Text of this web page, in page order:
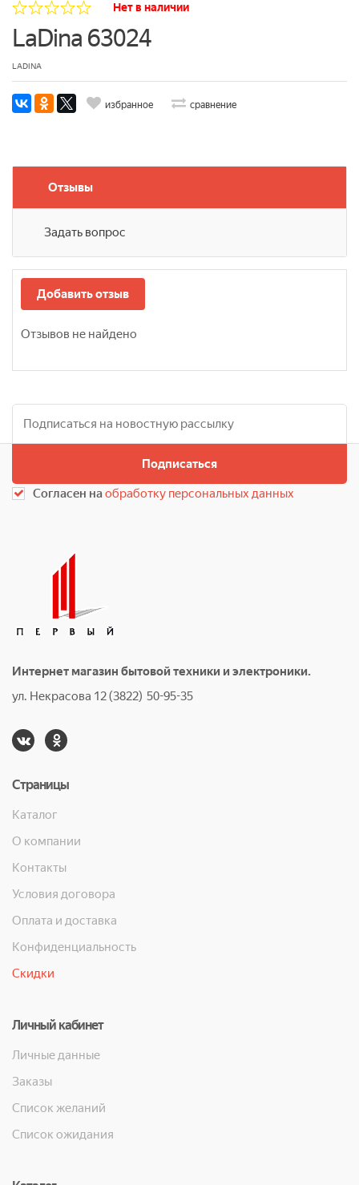
Нет в наличии
LaDina 63024
LADINA
избранное сравнение
Отзывы
Задать вопрос
Добавить отзыв
Отзывов не найдено
Подписаться
Согласен наобработку персональных данных
Интернет магазин бытовой техники и электроники.
ул. Некрасова 12 (3822) 50-95-35
Страницы
Каталог
О компании
Контакты
Условия договора
Оплата и доставка
Конфиденциальность
Скидки
Личный кабинет
Личные данные
Заказы
Список желаний
Список ожидания